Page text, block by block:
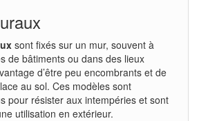
sont fixés sur un mur, souvent à
de bâtiments ou dans des lieux
d’être peu encombrants et de
au sol. Ces modèles sont
pour résister aux intempéries et sont
utilisation en extérieur.